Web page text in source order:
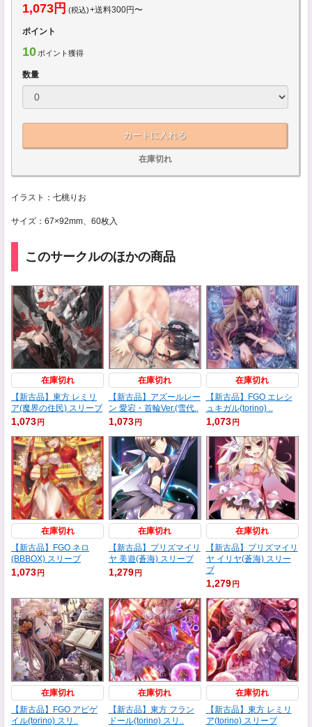
1,073円 (税込)+送料300円〜
ポイント
10 ポイント獲得
数量
カートに入れる
在庫切れ
イラスト：七桃りお
サイズ：67×92mm、60枚入
このサークルのほかの商品
在庫切れ
【新古品】東方 レミリ
ア(魔界の住民) スリーブ
1,073 円
在庫切れ
【新古品】アズールレー
ン 愛宕・首輪Ver.(雪代..
1,073 円
在庫切れ
【新古品】FGO エレシ
ュキガル(torino) ..
1,073 円
在庫切れ
【新古品】FGO ネロ
(BBBOX) スリーブ
1,073 円
在庫切れ
【新古品】プリズマイリ
ヤ 美遊(蒼海) スリーブ
1,279 円
在庫切れ
【新古品】プリズマイリ
ヤ イリヤ(蒼海) スリー
ブ
1,279 円
在庫切れ
【新古品】FGO アビゲ
イル(torino) スリ..
在庫切れ
【新古品】東方 フラン
ドール(torino) スリ..
在庫切れ
【新古品】東方 レミリ
ア(torino) スリーブ